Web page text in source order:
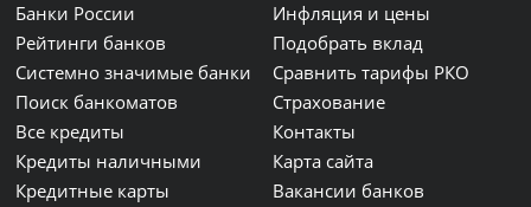
Банки России
Рейтинги банков
Системно значимые банки
Поиск банкоматов
Все кредиты
Кредиты наличными
Кредитные карты
Инфляция и цены
Подобрать вклад
Сравнить тарифы РКО
Страхование
Контакты
Карта сайта
Вакансии банков